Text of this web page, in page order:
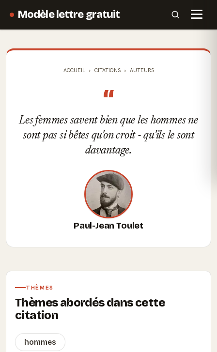
Modèle lettre gratuit
ACCUEIL CITATIONS AUTEURS
“
Les femmes savent bien que les hommes ne
sont pas si bêtes qu'on croit - qu'ils le sont
davantage.
Paul-Jean Toulet
THÈMES
Thèmes abordés dans cette
citation
hommes